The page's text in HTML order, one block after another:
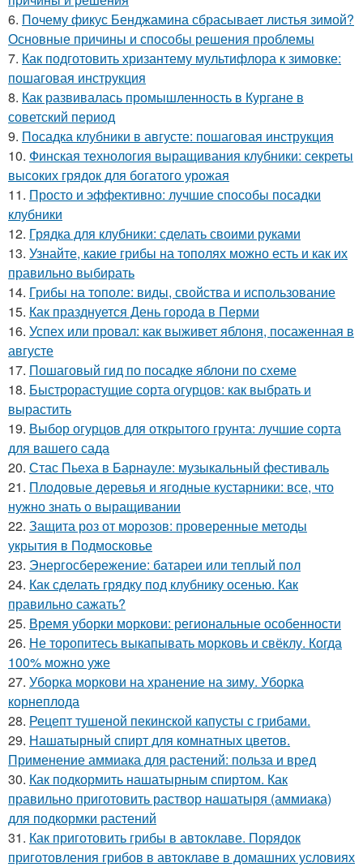
6. Почему фикус Бенджамина сбрасывает листья зимой?
Основные причины и способы решения проблемы
7. Как подготовить хризантему мультифлора к зимовке:
пошаговая инструкция
8. Как развивалась промышленность в Кургане в
советский период
9. Посадка клубники в августе: пошаговая инструкция
10. Финская технология выращивания клубники: секреты
высоких грядок для богатого урожая
11. Просто и эффективно: лучшие способы посадки
клубники
12. Грядка для клубники: сделать своими руками
13. Узнайте, какие грибы на тополях можно есть и как их
правильно выбирать
14. Грибы на тополе: виды, свойства и использование
15. Как празднуется День города в Перми
16. Успех или провал: как выживет яблоня, посаженная в
августе
17. Пошаговый гид по посадке яблони по схеме
18. Быстрорастущие сорта огурцов: как выбрать и
вырастить
19. Выбор огурцов для открытого грунта: лучшие сорта
для вашего сада
20. Стас Пьеха в Барнауле: музыкальный фестиваль
21. Плодовые деревья и ягодные кустарники: все, что
нужно знать о выращивании
22. Защита роз от морозов: проверенные методы
укрытия в Подмосковье
23. Энергосбережение: батареи или теплый пол
24. Как сделать грядку под клубнику осенью. Как
правильно сажать?
25. Время уборки моркови: региональные особенности
26. Не торопитесь выкапывать морковь и свёклу. Когда
100% можно уже
27. Уборка моркови на хранение на зиму. Уборка
корнеплода
28. Рецепт тушеной пекинской капусты с грибами.
29. Нашатырный спирт для комнатных цветов.
Применение аммиака для растений: польза и вред
30. Как подкормить нашатырным спиртом. Как
правильно приготовить раствор нашатыря (аммиака)
для подкормки растений
31. Как приготовить грибы в автоклаве. Порядок
приготовления грибов в автоклаве в домашних условиях